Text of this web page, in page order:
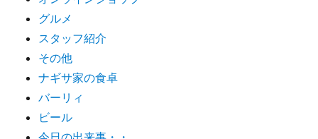
グルメ
スタッフ紹介
その他
ナギサ家の食卓
バーリィ
ビール